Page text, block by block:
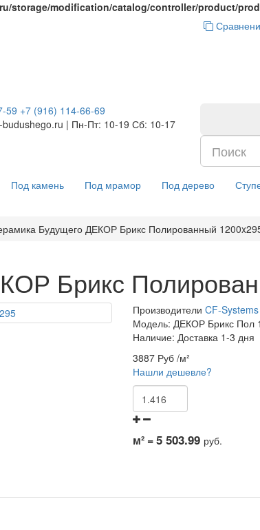
storage/modification/catalog/controller/product/
59 +7 (916) 114-66-69
budushego.ru | Пн-Пт: 10-19 Сб: 10-17
Под камень Под мрамор Под дерево
Будущего ДЕКОР Брикс Полированный
Брикс
Производители CF-Systems
Модель: ДЕКОР Брикс Пол
Наличие: Доставка 1-3 дня
3887 Руб /м²
Нашли дешевле?
м² =5 503.99 руб.